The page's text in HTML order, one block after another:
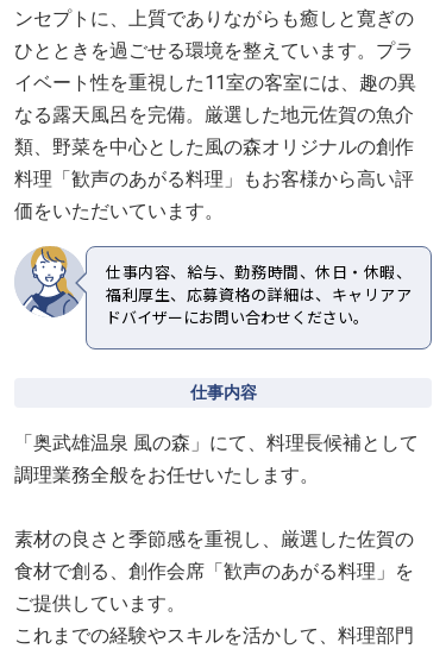
ンセプトに、上質でありながらも癒しと寛ぎの
ひとときを過ごせる環境を整えています。プラ
イベート性を重視した11室の客室には、趣の異
なる露天風呂を完備。厳選した地元佐賀の魚介
類、野菜を中心とした風の森オリジナルの創作
料理「歓声のあがる料理」もお客様から高い評
価をいただいています。
仕事内容、給与、勤務時間、休日・休暇、
福利厚生、応募資格の詳細は、キャリアア
ドバイザーにお問い合わせください。
仕事内容
「奥武雄温泉 風の森」にて、料理長候補として
調理業務全般をお任せいたします。
素材の良さと季節感を重視し、厳選した佐賀の
食材で創る、創作会席「歓声のあがる料理」を
ご提供しています。
これまでの経験やスキルを活かして、料理部門